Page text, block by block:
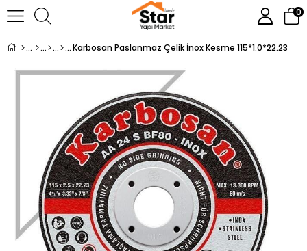
0
Karbosan Paslanmaz Çelik İnox Kesme 115*1.0*22.23